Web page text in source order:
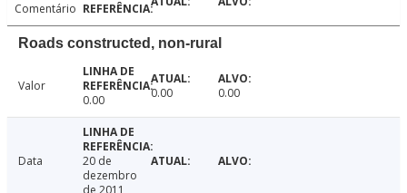
Comentário
Roads constructed, non-rural
Valor
0.00
0.00 0.00
Data
20 de
dezembro